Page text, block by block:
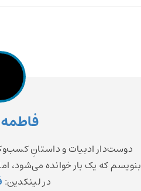
دوست‌دار ادبیات و داستانِ
بنویسم که یک بار خوانده
در لینکدین: